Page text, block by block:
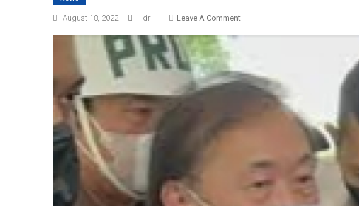
August 18, 2022 Hdr Leave A CommentOn
Kembali
Periksa
Korupsi